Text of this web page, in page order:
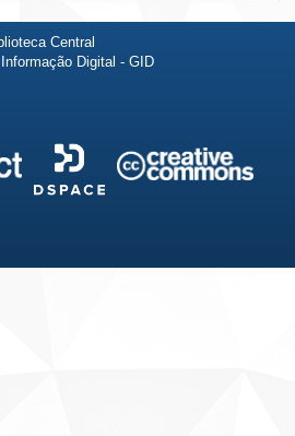
Central
Digital - GID